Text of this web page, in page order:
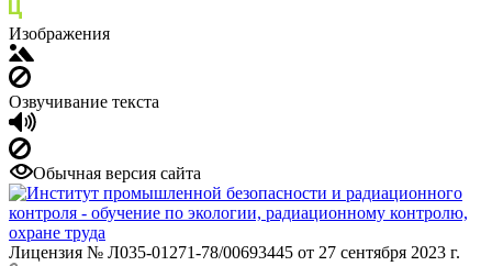
Изображения
Озвучивание текста
Обычная версия сайта
Лицензия № Л035-01271-78/00693445 от 27 сентября 2023 г.